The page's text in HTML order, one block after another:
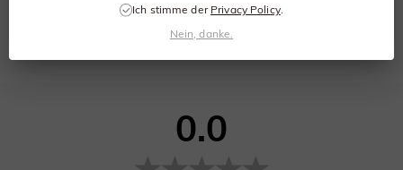
WÄHLEN SIE DIE RICHTIGE GRÖSSE
Unser kostenloser Größenmesser stellt sicher, dass Ihr Ring perfekt passt.
0.0
Ich stimme der Privacy Policy.
Nein, danke.